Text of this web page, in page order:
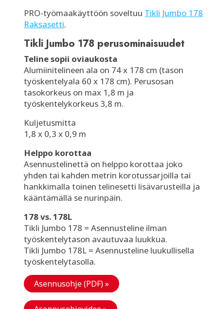
PRO-työmaakäyttöön soveltuu Tikli Jumbo 178
Raksasetti.
Tikli Jumbo 178 perusominaisuudet
Teline sopii oviaukosta
Alumiinitelineen ala on 74 x 178 cm (tason
työskentelyala 60 x 178 cm). Perusosan
tasokorkeus on max 1,8 m ja
työskentelykorkeus 3,8 m.
Kuljetusmitta
1,8 x 0,3 x 0,9 m
Helppo korottaa
Asennustelinettä on helppo korottaa joko
yhden tai kahden metrin korotussarjoilla tai
hankkimalla toinen telinesetti lisävarusteilla ja
kääntämällä se nurinpäin.
178 vs. 178L
Tikli Jumbo 178 = Asennusteline ilman
työskentelytason avautuvaa luukkua.
Tikli Jumbo 178L = Asennusteline luukullisella
työskentelytasolla.
Asennusohje (PDF) »